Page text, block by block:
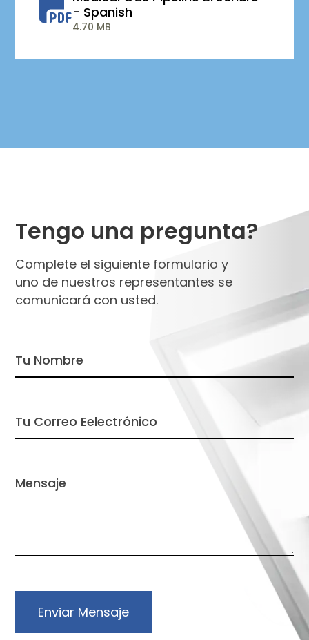
- Spanish
4.70 MB
Tengo una pregunta?
Complete el siguiente formulario y
uno de nuestros representantes se
comunicará con usted.
Enviar Mensaje